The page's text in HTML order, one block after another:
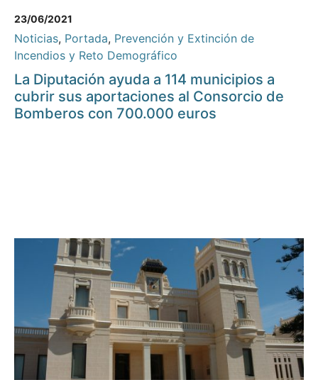
23/06/2021
Noticias, Portada, Prevención y Extinción de
Incendios y Reto Demográfico
La Diputación ayuda a 114 municipios a
cubrir sus aportaciones al Consorcio de
Bomberos con 700.000 euros